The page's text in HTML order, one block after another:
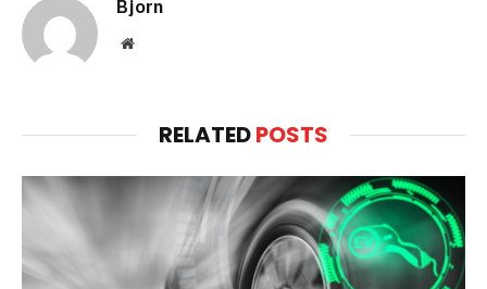
Bjorn
Website
RELATEDPOSTS